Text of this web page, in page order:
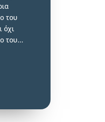
του
όχι
του...